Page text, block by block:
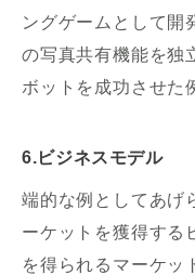
ングゲームとして
の写真共有機能を独
ボットを成功させた
6.ビジネスモデル
端的な例としてあげ
ーケットを獲得する
を得られるマーケッ